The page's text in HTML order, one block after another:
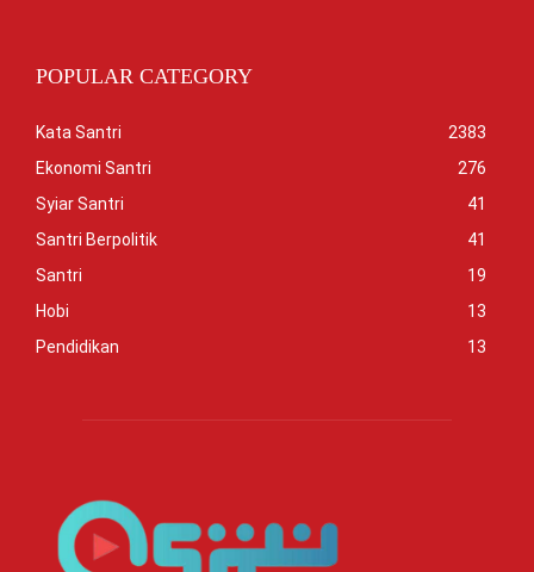
POPULAR CATEGORY
Kata Santri
2383
Ekonomi Santri
276
Syiar Santri
41
Santri Berpolitik
41
Santri
19
Hobi
13
Pendidikan
13